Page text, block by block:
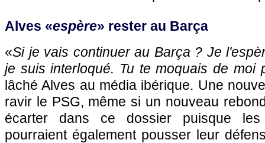
Alves «espère» rester au Barça
«Si je vais continuer au Barça ? Je
je suis interloqué. Tu te moquais de moi
lâché Alves au média ibérique. Une
ravir le PSG, même si un nouveau
écarter dans ce dossier puisque les
pourraient également pousser leur